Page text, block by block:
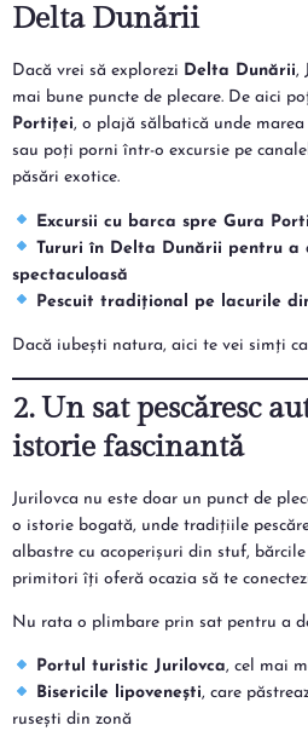
Delta Dunării
Dacă vrei să explorezi Delta Dunării,
mai bune puncte de plecare. De aici
Portiței, o plajă sălbatică unde
sau poți porni într-o excursie pe
păsări exotice.
Excursii cu barca spre Gura
Tururi în Delta Dunării pentru a
spectaculoasă
Pescuit tradițional pe lacurile
Dacă iubești natura, aici te vei simți ca
2. Un sat pescăresc
istorie fascinantă
Jurilovca nu este doar un punct de
o istorie bogată, unde tradițiile
albastre cu acoperișuri din stuf,
primitori îți oferă ocazia să te
Nu rata o plimbare prin sat pentru a
Portul turistic Jurilovca, cel mai
Bisericile lipovenești, care
rusești din zonă